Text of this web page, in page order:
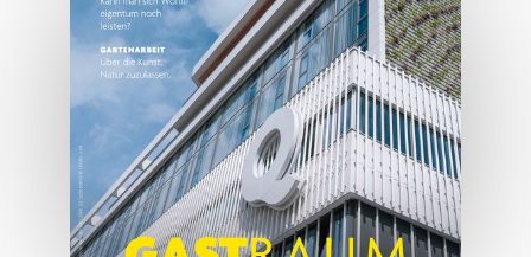
JETZT BESTELLEN
ONLINE LESEN